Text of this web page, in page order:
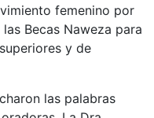
femenino por
Becas Naweza para
y de
las palabras